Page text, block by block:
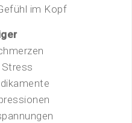
im Kopf
Stress